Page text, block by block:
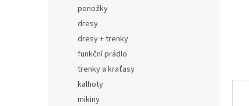
ponožky
dresy
dresy + trenky
funkční prádlo
trenky a kraťasy
kalhoty
mikiny